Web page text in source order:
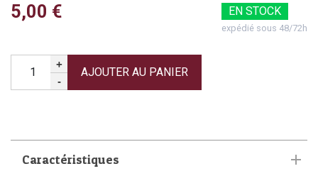
5,00 € EN STOCK
expédié sous 48/72h
Quantité
-
+
Caractéristiques